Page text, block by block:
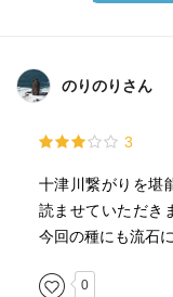
のりのりさん
3
十津川繋がりを堪
読ませていただき
今回の種にも流石
0